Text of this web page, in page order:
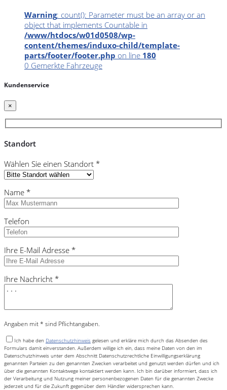
Warning: count(): Parameter must be an array or an
object that implements Countable in
/www/htdocs/w01d0508/wp-
content/themes/induxo-child/template-
parts/footer/footer.php on line 180
0 Gemerkte Fahrzeuge
Kundenservice
×
Standort
Wählen Sie einen Standort *
Name *
Telefon
Ihre E-Mail Adresse *
Ihre Nachricht *
Angaben mit * sind Pflichtangaben.
Ich habe den Datenschutzhinweis gelesen und erkläre mich durch das Absenden des
Formulars damit einverstanden. Außerdem willige ich ein, dass meine Daten von den im
Datenschutzhinweis unter dem Abschnitt Datenschutzrechtliche Einwilligungserklärung
genannten Parteien zu den genannten Zwecken verarbeitet und genutzt werden dürfen und ich
über die genannten Kontaktwege kontaktiert werden kann. Ich bin darüber informiert, dass ich
der Verarbeitung und Nutzung meiner personenbezogenen Daten für die genannten Zwecke
jederzeit und für die Zukunft gegenüber dem Händler widersprechen kann.